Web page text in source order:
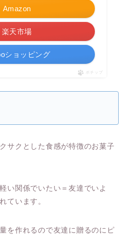
Amazon
楽天市場
ショッピング
ポチップ
サクとした食感が特徴のお菓子
い関係でいたい＝友達でいよ
ています。
を作れるので友達に贈るのにピ